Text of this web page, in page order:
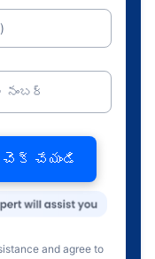
చేయండి
and agree to